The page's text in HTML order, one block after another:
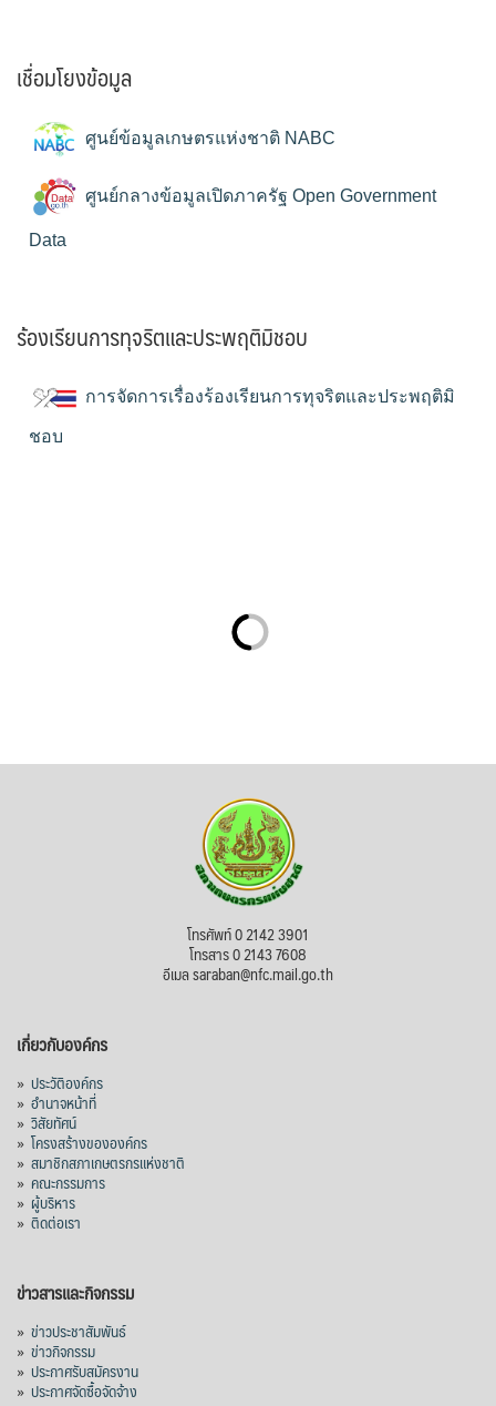
เชื่อมโยงข้อมูล
ศูนย์ข้อมูลเกษตรแห่งชาติ NABC
ศูนย์กลางข้อมูลเปิดภาครัฐ Open Government
Data
ร้องเรียนการทุจริตและประพฤติมิชอบ
การจัดการเรื่องร้องเรียนการทุจริตและประพฤติมิ
ชอบ
โทรศัพท์ 0 2142 3901
โทรสาร 0 2143 7608
อีเมล saraban@nfc.mail.go.th
เกี่ยวกับองค์กร
» ประวัติองค์กร
» อำนาจหน้าที่
» วิสัยทัศน์
» โครงสร้างขององค์กร
» สมาชิกสภาเกษตรกรแห่งชาติ
» คณะกรรมการ
» ผู้บริหาร
» ติดต่อเรา
ข่าวสารและกิจกรรม
» ข่าวประชาสัมพันธ์
» ข่าวกิจกรรม
» ประกาศรับสมัครงาน
» ประกาศจัดซื้อจัดจ้าง